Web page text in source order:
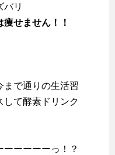
バリ
せません！！
まで通りの生活習
して酵素ドリンク
ーーーーーっ！？